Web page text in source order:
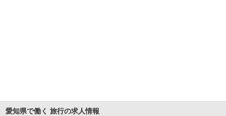
愛知県で働く 旅行の求人情報